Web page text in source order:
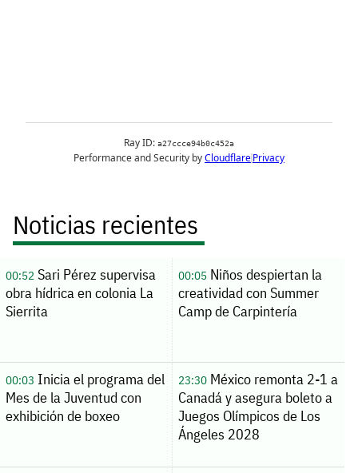
Noticias recientes
00:52Sari Pérez supervisa
obra hídrica en colonia La
Sierrita
00:05Niños despiertan la
creatividad con Summer
Camp de Carpintería
00:03 Inicia el programa del
Mes de la Juventud con
exhibición de boxeo
23:30México remonta 2-1 a
Canadá y asegura boleto a
Juegos Olímpicos de Los
Ángeles 2028